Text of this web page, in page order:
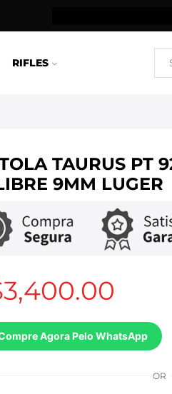
RIFLES
TAURUS PT
9MM LUGER
3,400.00
Agora Pelo WhatsApp
OR